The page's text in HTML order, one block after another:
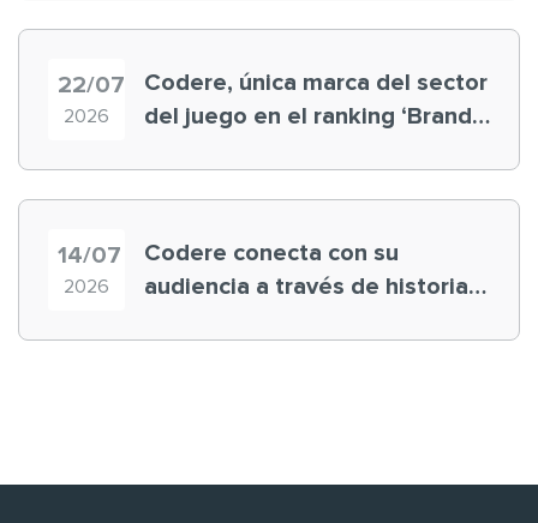
22/07
2026
Codere, única marca del sector
del juego en el ranking ‘Brand
14/07
2026
Codere conecta con su
audiencia a través de historias